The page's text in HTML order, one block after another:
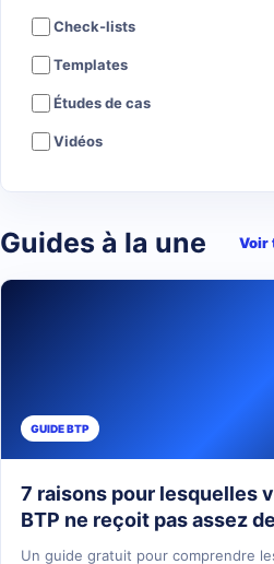
Check-lists
Templates
Études de cas
Vidéos
Guides à la une Voir
GUIDE BTP
7 raisons pour lesquelles
BTP ne reçoit pas assez
Un guide gratuit pour comprendre